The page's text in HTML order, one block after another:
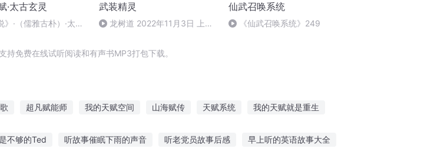
·太古玄灵
》·（儒雅古朴）·太古
武装精灵
龙树道 2022年11月3日 上午
仙武召唤系统
《仙武召唤系统》249
免费在线试听阅读和有声书MP3打包下载。
超凡赋能师 我的天赋空间 山海赋传 天赋系统 我的天赋就是重生
不够的Ted 听故事催眠下雨的声音 听老党员故事后感 早上听的英语故事大全